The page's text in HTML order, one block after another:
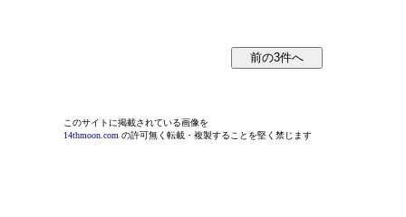
このサイトに掲載されている画像を
14thmoon.com の許可無く転載・複製することを堅く禁じます